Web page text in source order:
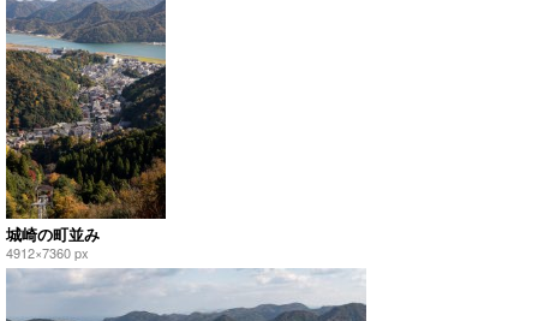
城崎の町並み
4912×7360 px